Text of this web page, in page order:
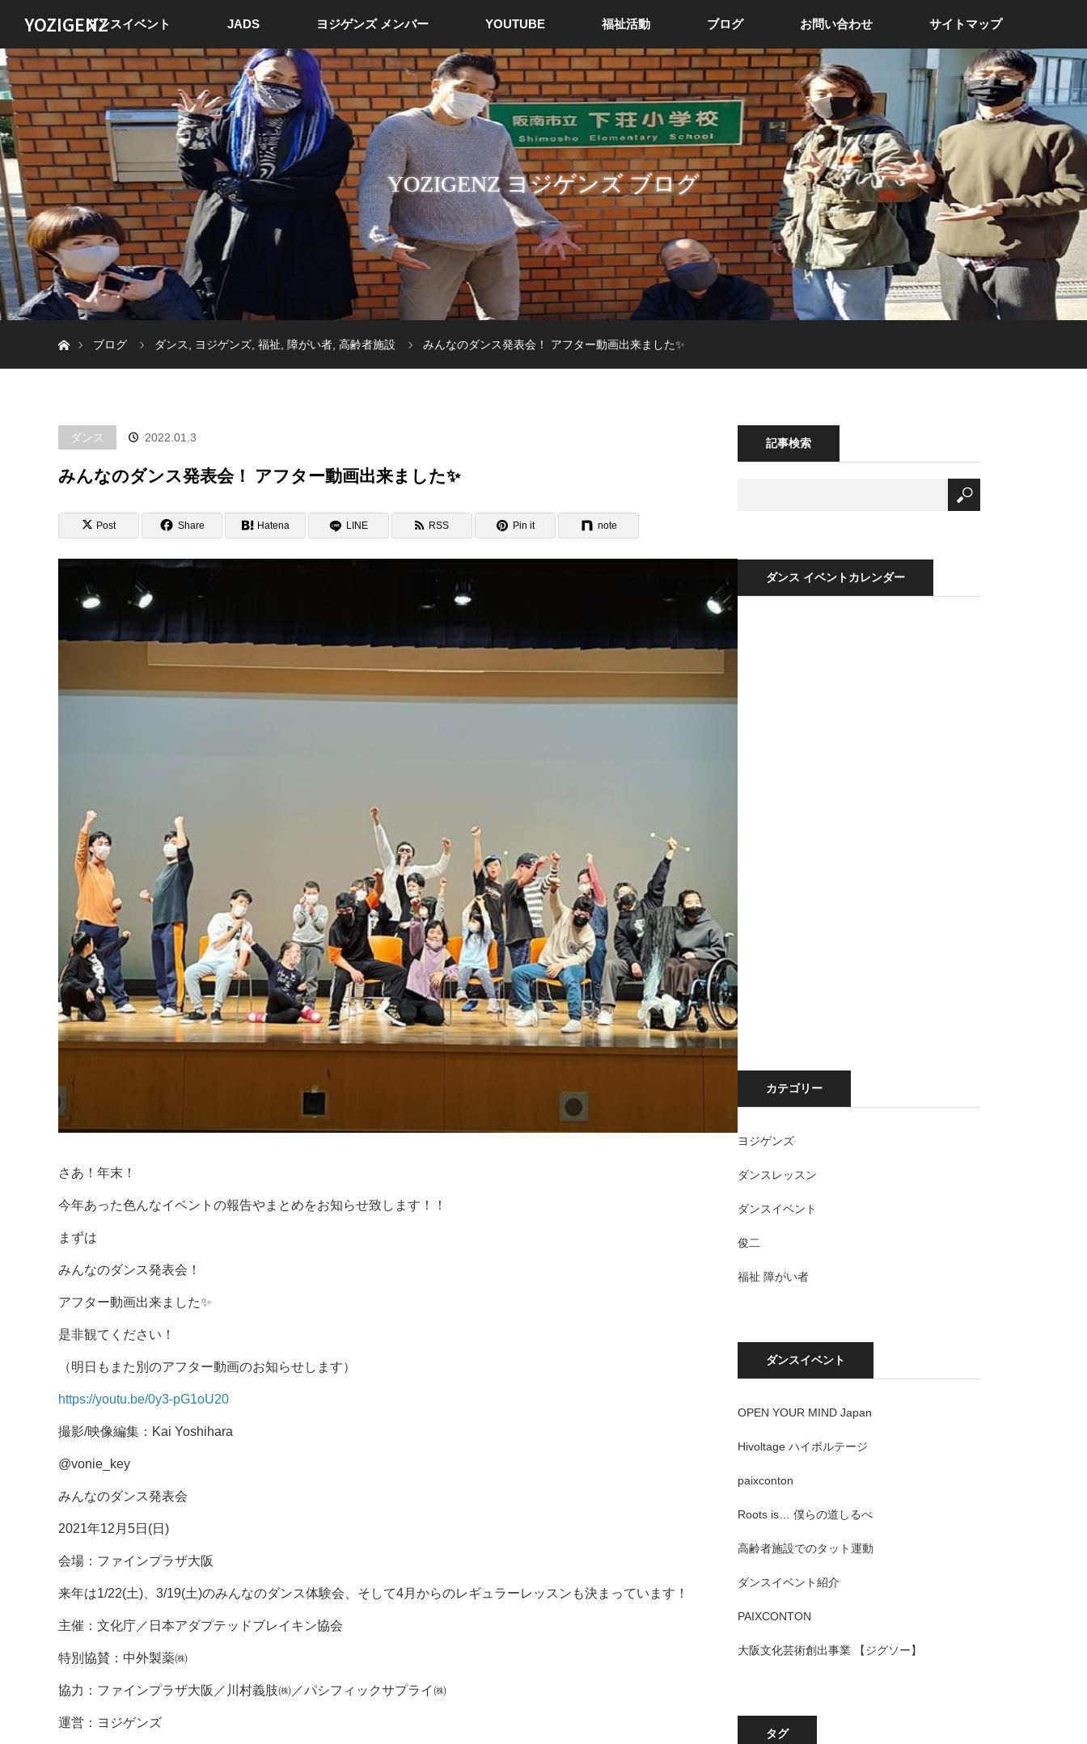
YOZIGENZダンスイベント JADS ヨジゲンズ メンバー YOUTUBE 福祉活動 ブログ お問い合わせ サイトマップ
YOZIGENZ ヨジゲンズ ブログ
ブログ
ダンス ヨジゲンズ 福祉 障がい者 高齢者施設 みんなのダンス発表会！ アフター動画出来ました✨
ダンス 2022.01.3
みんなのダンス発表会！ アフター動画出来ました✨
Post Share Hatena LINE RSS Pin it note
さあ！年末！
今年あった色んなイベントの報告やまとめをお知らせ致します！！
まずは
みんなのダンス発表会！
アフター動画出来ました✨
是非観てください！
（明日もまた別のアフター動画のお知らせします）
https://youtu.be/0y3-pG1oU20
撮影/映像編集：Kai Yoshihara
@vonie_key
みんなのダンス発表会
2021年12月5日(日)
会場：ファインプラザ大阪
来年は1/22(土)、3/19(土)のみんなのダンス体験会、そして4月からのレギュラーレッスンも決まっています！
主催：文化庁／日本アダプテッドブレイキン協会
特別協賛：中外製薬㈱
協力：ファインプラザ大阪／川村義肢㈱／パシフィックサプライ㈱
運営：ヨジゲンズ
記事検索
ダンス イベントカレンダー
カテゴリー
ヨジゲンズ
ダンスレッスン
ダンスイベント
俊二
福祉 障がい者
ダンスイベント
OPEN YOUR MIND Japan
Hivoltage ハイボルテージ
paixconton
Roots is… 僕らの道しるべ
高齢者施設でのタット運動
ダンスイベント紹介
PAIXCONTON
大阪文化芸術創出事業 【ジグソー】
タグ